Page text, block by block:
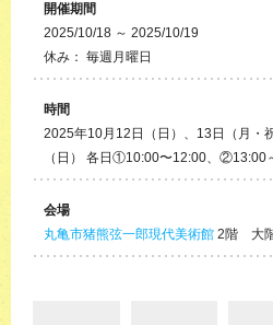
開催期間
2025/10/18 ～ 2025/10/19
休み： 毎週月曜日
時間
2025年10月12日（日）、13日（月・
（日） 各日①10:00〜12:00、②13:00
会場
丸亀市猪熊弦一郎現代美術館 2階 大